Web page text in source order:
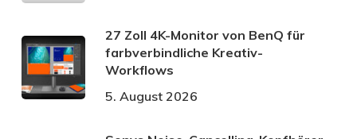
27 Zoll 4K-Monitor von BenQ für
farbverbindliche Kreativ-
Workflows
5. August 2026